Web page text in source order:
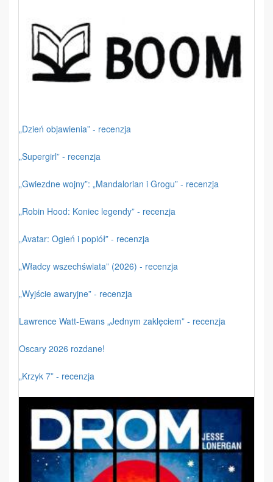
„Dzień objawienia” - recenzja
„Supergirl” - recenzja
„Gwiezdne wojny”: „Mandalorian i Grogu” - recenzja
„Robin Hood: Koniec legendy” - recenzja
„Avatar: Ogień i popiół” - recenzja
„Władcy wszechświata” (2026) - recenzja
„Wyjście awaryjne” - recenzja
Lawrence Watt-Ewans „Jednym zaklęciem” - recenzja
Oscary 2026 rozdane!
„Krzyk 7” - recenzja